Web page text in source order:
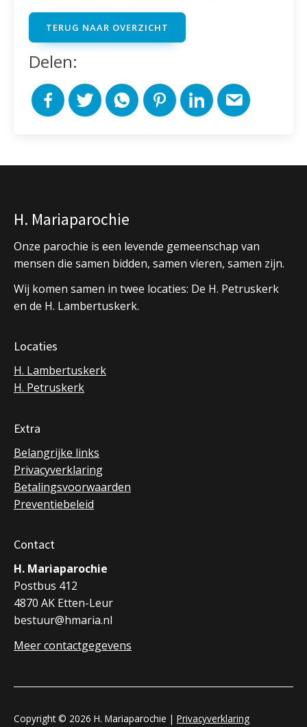
TERUG NAAR OVERZICHT
Delen:
H. Mariaparochie
Onze parochie is een levende gemeenschap van
mensen die samen bidden, samen vieren, samen zijn.
Wij komen samen in twee locaties: De H. Petruskerk
en de H. Lambertuskerk.
Locaties
H. Lambertuskerk
H. Petruskerk
Extra
Belangrijke links
Privacyverklaring
Betalingsvoorwaarden
Preventiebeleid
Contact
H. Mariaparochie
Postbus 412
4870 AK Etten-Leur
bestuur@hmaria.nl
Meer contactgegevens
Copyright © 2026 H. Mariaparochie | Privacyverklaring